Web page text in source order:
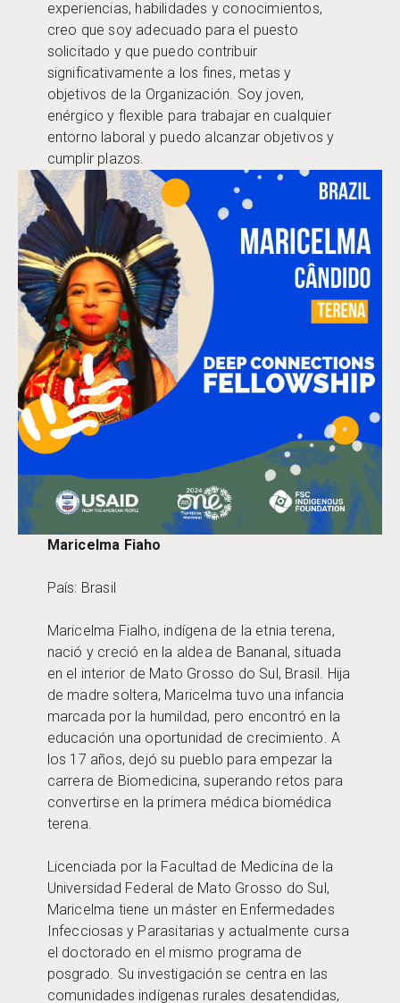
experiencias, habilidades y conocimientos,
creo que soy adecuado para el puesto
solicitado y que puedo contribuir
significativamente a los fines, metas y
objetivos de la Organización. Soy joven,
enérgico y flexible para trabajar en cualquier
entorno laboral y puedo alcanzar objetivos y
cumplir plazos.
Maricelma Fiaho
País: Brasil
Maricelma Fialho, indígena de la etnia terena,
nació y creció en la aldea de Bananal, situada
en el interior de Mato Grosso do Sul, Brasil. Hija
de madre soltera, Maricelma tuvo una infancia
marcada por la humildad, pero encontró en la
educación una oportunidad de crecimiento. A
los 17 años, dejó su pueblo para empezar la
carrera de Biomedicina, superando retos para
convertirse en la primera médica biomédica
terena.
Licenciada por la Facultad de Medicina de la
Universidad Federal de Mato Grosso do Sul,
Maricelma tiene un máster en Enfermedades
Infecciosas y Parasitarias y actualmente cursa
el doctorado en el mismo programa de
posgrado. Su investigación se centra en las
comunidades indígenas rurales desatendidas,